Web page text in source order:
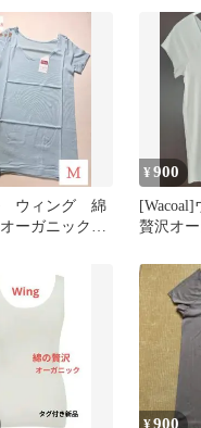
L
Lサイズ
ウィング 綿
ーガニック
¥900
贅沢オー
袖）L
¥900